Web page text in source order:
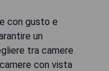
con gusto e
un
tra camere
con vista